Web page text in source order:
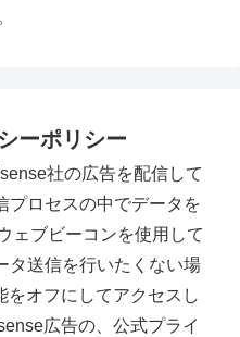
ーポリシー
社の広告を配信して
プロセスの中でデータを
ェブビーコンを使用して
タ送信を行いたくない場
オフにしてアクセスし
広告の、公式プライ